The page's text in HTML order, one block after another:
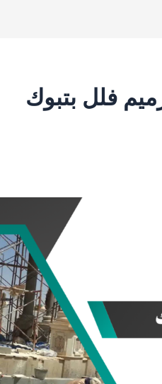
فلل بتبوك